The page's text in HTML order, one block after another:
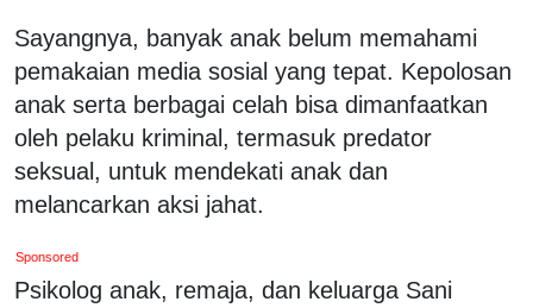
Sayangnya, banyak anak belum memahami
pemakaian media sosial yang tepat. Kepolosan
anak serta berbagai celah bisa dimanfaatkan
oleh pelaku kriminal, termasuk predator
seksual, untuk mendekati anak dan
melancarkan aksi jahat.
Sponsored
Psikolog anak, remaja, dan keluarga Sani